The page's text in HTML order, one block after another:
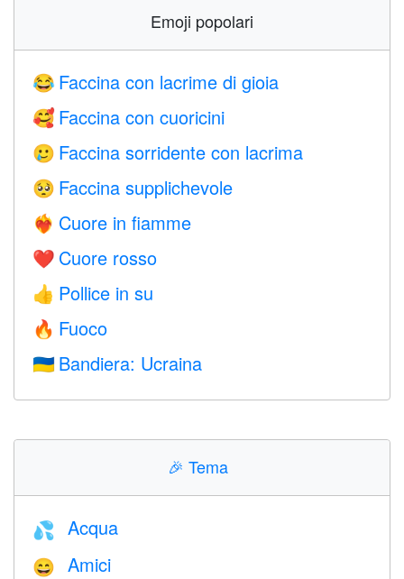
Emoji popolari
😂 Faccina con lacrime di gioia
🥰 Faccina con cuoricini
🥲 Faccina sorridente con lacrima
🥺 Faccina supplichevole
❤️‍🔥 Cuore in fiamme
❤️ Cuore rosso
👍 Pollice in su
🔥 Fuoco
🇺🇦 Bandiera: Ucraina
🎉 Tema
💦 Acqua
😄 Amici